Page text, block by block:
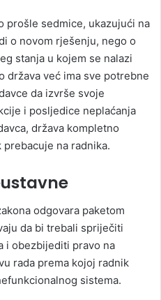
prošle sedmice, ukazujući na
o novom rješenju, nego o
stanja u kojem se nalazi
država već ima sve potrebne
da izvrše svoje
i posljedice neplaćanja
država kompletno
na radnika.
odgovara paketom
da bi trebali spriječiti
i obezbijediti pravo na
rada prema kojoj radnik
sistema.